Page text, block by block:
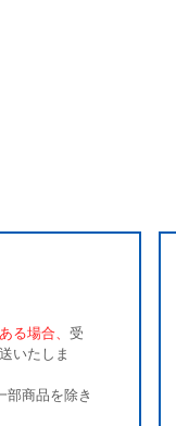
る場合、 受
いたしま
部商品を除き